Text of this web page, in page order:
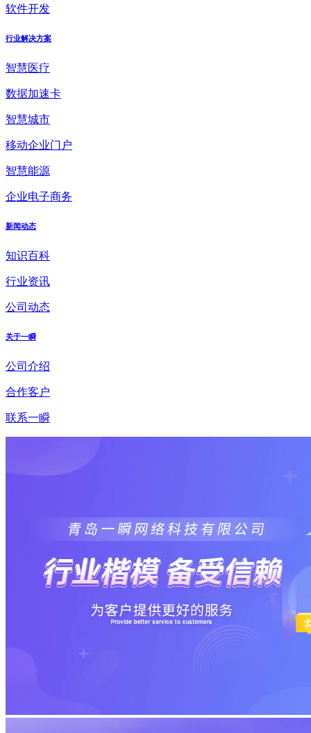
软件开发
行业解决方案
智慧医疗
数据加速卡
智慧城市
移动企业门户
智慧能源
企业电子商务
新闻动态
知识百科
行业资讯
公司动态
关于一瞬
公司介绍
合作客户
联系一瞬